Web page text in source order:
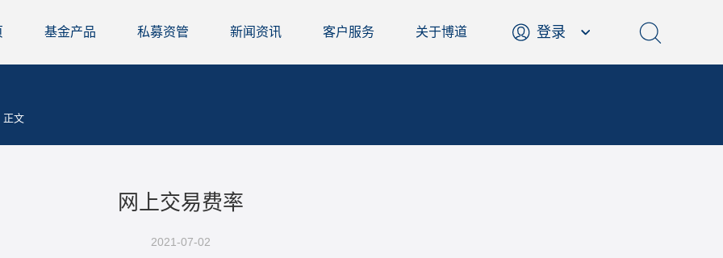
基金产品 私募资管 新闻资讯 客户服务 关于博道 登录
正文
网上交易费率
2021-07-02